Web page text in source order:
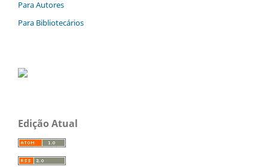
Para Autores
Para Bibliotecários
Edição Atual